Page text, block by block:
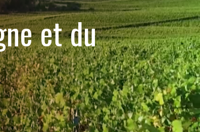
et du